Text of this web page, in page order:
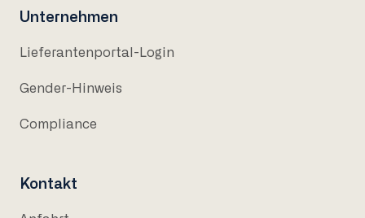
Unternehmen
Lieferantenportal-Login
Gender-Hinweis
Compliance
Kontakt